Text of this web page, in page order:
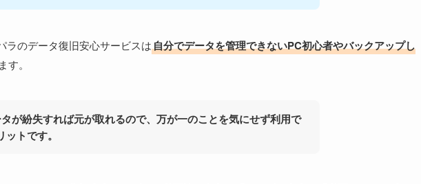
ラのデータ復旧安心サービスは自分でデータを管理できないPC初心者やバックアップし
す。
が紛失すれば元が取れるので、万が一のことを気にせず利用で
トです。